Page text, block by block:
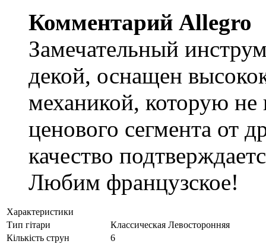
Комментарий Allegro
Замечательный
декой, оснащен
механикой, которую не
ценового сегмента от
качество
Любим французское!
Характеристики
Тип гітари
Классическая Левосторонняя
Кількість струн
6